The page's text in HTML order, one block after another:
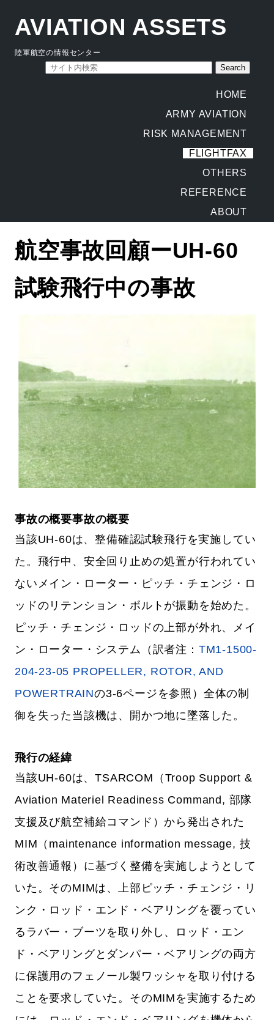
AVIATION ASSETS
陸軍航空の情報センター
HOME
ARMY AVIATION
RISK MANAGEMENT
FLIGHTFAX
OTHERS
REFERENCE
ABOUT
航空事故回顧ーUH-60
試験飛行中の事故
事故の概要事故の概要
当該UH-60は、整備確認試験飛行を実施してい
た。飛行中、安全回り止めの処置が行われてい
ないメイン・ローター・ピッチ・チェンジ・ロ
ッドのリテンション・ボルトが振動を始めた。
ピッチ・チェンジ・ロッドの上部が外れ、メイ
ン・ローター・システム（訳者注： TM1-1500-
204-23-05 PROPELLER, ROTOR, AND
POWERTRAINの3-6ページを参照）全体の制
御を失った当該機は、開かつ地に墜落した。
飛行の経緯
当該UH-60は、TSARCOM（Troop Support &
Aviation Materiel Readiness Command, 部隊
支援及び航空補給コマンド）から発出された
MIM（maintenance information message, 技
術改善通報）に基づく整備を実施しようとして
いた。そのMIMは、上部ピッチ・チェンジ・リ
ンク・ロッド・エンド・ベアリングを覆ってい
るラバー・ブーツを取り外し、ロッド・エン
ド・ベアリングとダンパー・ベアリングの両方
に保護用のフェノール製ワッシャを取り付ける
ことを要求していた。そのMIMを実施するため